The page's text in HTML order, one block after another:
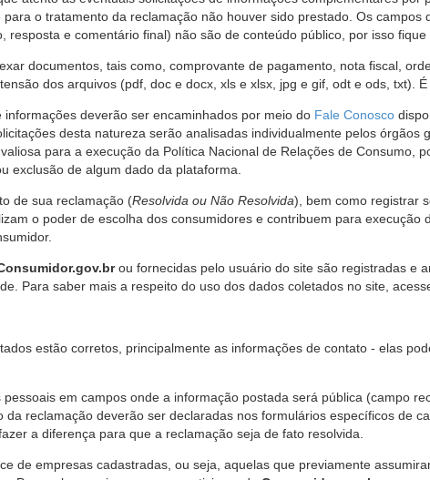
o tratamento da reclamação não houver sido prestado. Os
e comentário final) não são de conteúdo público, por isso
documentos, tais como, comprovante de pagamento, nota fiscal,
dos arquivos (pdf, doc e docx, xls e xlsx, jpg e gif, odt e ods, txt).
deverão ser encaminhados por meio do Fale Conosco
desta natureza serão analisadas individualmente pelos órgãos
para a execução da Política Nacional de Relações de Consumo,
exclusão de algum dado da plataforma.
de sua reclamação (Resolvida ou Não Resolvida), bem como registrar
o poder de escolha dos consumidores e contribuem para execução
ou fornecidas pelo usuário do site são registradas e
Para saber mais a respeito do uso dos dados coletados no site,
estão corretos, principalmente as informações de contato - elas
em campos onde a informação postada será pública (campo
reclamação deverão ser declaradas nos formulários específicos de
a diferença para que a reclamação seja de fato resolvida.
de empresas cadastradas, ou seja, aquelas que previamente